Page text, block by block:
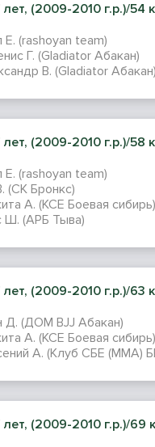
(2009-2010 г.р.)/54
(rashoyan team)
Г. (Gladiator Абакан)
В. (Gladiator Абакан)
(2009-2010 г.р.)/58
(rashoyan team)
(СК Бронкс)
А. (KCE Боевая сибирь)
(АРБ Тыва)
(2009-2010 г.р.)/63
Д. (ДОМ BJJ Абакан)
А. (KCE Боевая сибирь)
А. (Клуб СБЕ (ММА)
(2009-2010 г.р.)/69